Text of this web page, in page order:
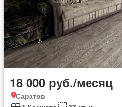
18 000 руб./месяц
Саратов